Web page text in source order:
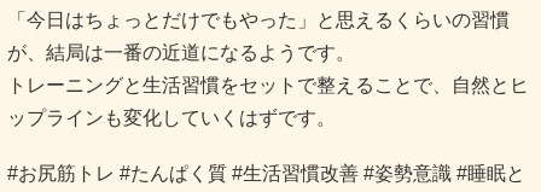
「今日はちょっとだけでもやった」と思えるくらいの習慣
が、結局は一番の近道になるようです。
トレーニングと生活習慣をセットで整えることで、自然とヒ
ップラインも変化していくはずです。
#お尻筋トレ #たんぱく質 #生活習慣改善 #姿勢意識 #睡眠と